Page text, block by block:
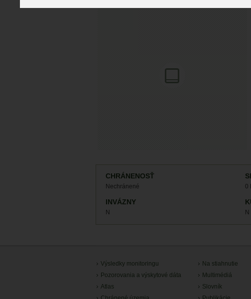
CHRÁNENOSŤ
Nechránené 0
INVÁZNY
N N
Výsledky monitoringu
Pozorovania a výskytové dáta
Atlas
Na stiahnutie
Multimédiá
Slovník